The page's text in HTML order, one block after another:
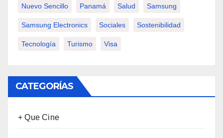
Nuevo Sencillo Panamá Salud Samsung
Samsung Electronics Sociales Sostenibilidad
Tecnología Turismo Visa
CATEGORÍAS
+ Que Cine